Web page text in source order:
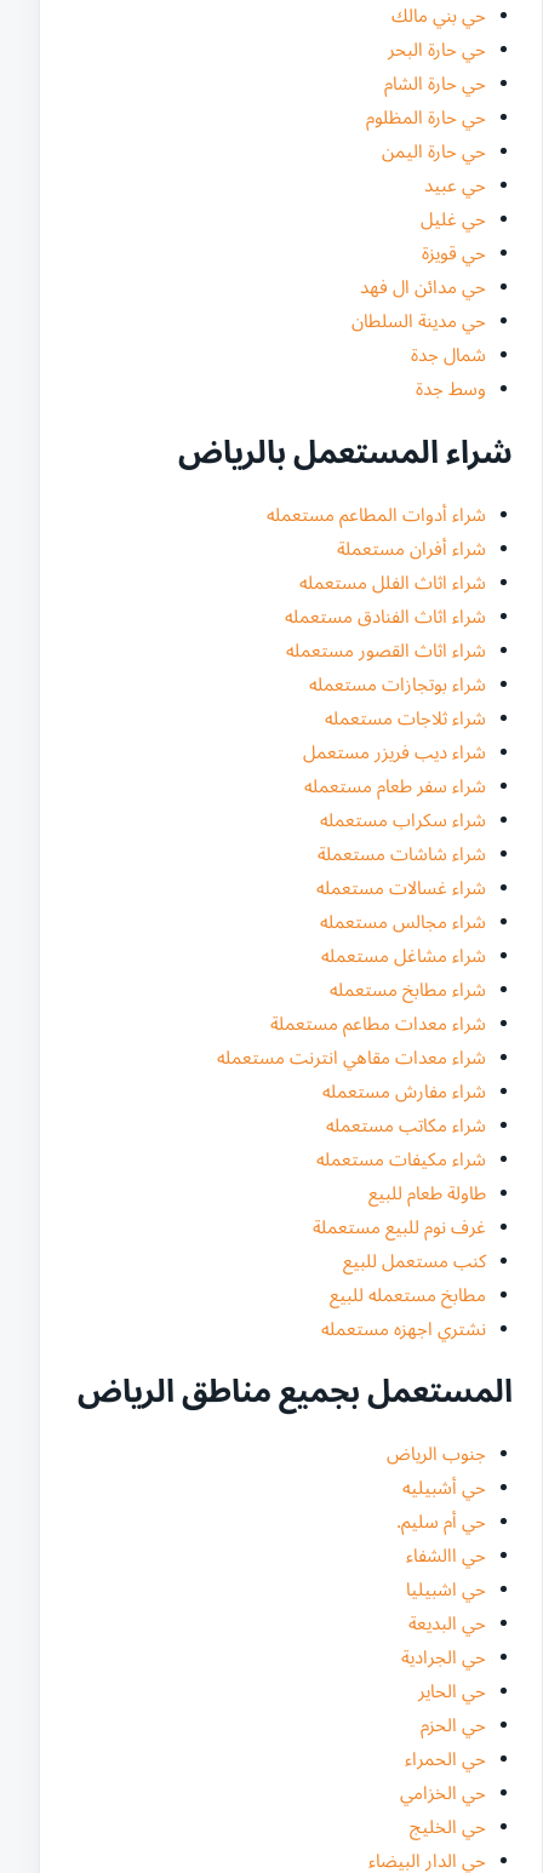
حي بني مالك
حي حارة البحر
حي حارة الشام
حي حارة المظلوم
حي حارة اليمن
حي عبيد
حي غليل
حي قويزة
حي مدائن ال فهد
حي مدينة السلطان
شمال جدة
وسط جدة
شراء المستعمل بالرياض
شراء أدوات المطاعم مستعمله
شراء أفران مستعملة
شراء اثاث الفلل مستعمله
شراء اثاث الفنادق مستعمله
شراء اثاث القصور مستعمله
شراء بوتجازات مستعمله
شراء ثلاجات مستعمله
شراء ديب فريزر مستعمل
شراء سفر طعام مستعمله
شراء سكراب مستعمله
شراء شاشات مستعملة
شراء غسالات مستعمله
شراء مجالس مستعمله
شراء مشاغل مستعمله
شراء مطابخ مستعمله
شراء معدات مطاعم مستعملة
شراء معدات مقاهي انترنت مستعمله
شراء مفارش مستعمله
شراء مكاتب مستعمله
شراء مكيفات مستعمله
طاولة طعام للبيع
غرف نوم للبيع مستعملة
كنب مستعمل للبيع
مطابخ مستعمله للبيع
نشتري اجهزه مستعمله
المستعمل بجميع مناطق الرياض
جنوب الرياض
حي أشبيليه
حي أم سليم.
حي االشفاء
حي اشبيليا
حي البديعة
حي الجرادية
حي الحاير
حي الحزم
حي الحمراء
حي الخزامي
حي الخليج
حي الدار البيضاء